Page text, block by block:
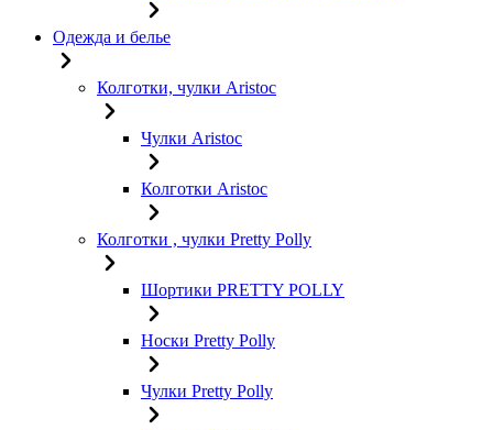
Одежда и белье
Колготки, чулки Aristoc
Чулки Aristoc
Колготки Aristoc
Колготки , чулки Pretty Polly
Шортики PRETTY POLLY
Носки Pretty Polly
Чулки Pretty Polly